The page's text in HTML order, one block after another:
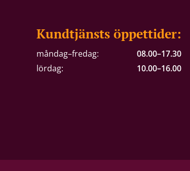
Kundtjänsts öppettider:
måndag–fredag:
08.00–17.30
lördag:
10.00–16.00